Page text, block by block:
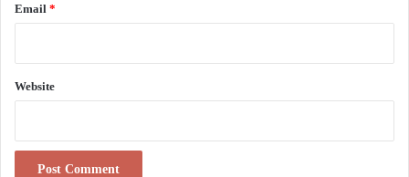
Email *
Website